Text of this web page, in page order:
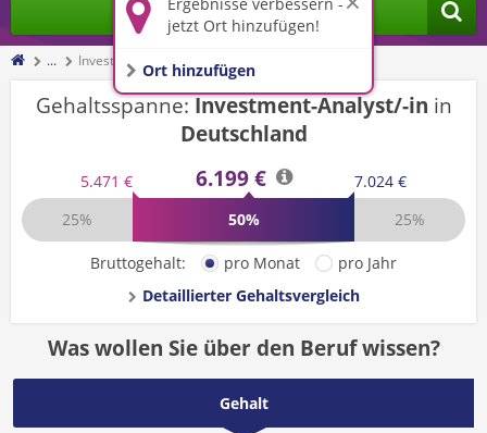
jetzt Ort hinzufügen!
Ort hinzufügen
Jobs finden
... Investment-Analyst/-in
Gehaltsspanne:Investment-Analyst/-in in
Deutschland
5.471 € 6.199 €
7.024 €
25%
50% 25%
Bruttogehalt: pro Monat
pro Jahr
Detaillierter Gehaltsvergleich
Was wollen Sie über den Beruf wissen?
Gehalt